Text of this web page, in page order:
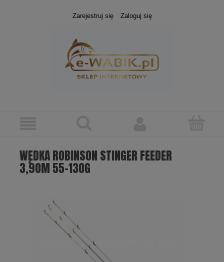
Zarejestruj się Zaloguj się
WĘDKA ROBINSON STINGER FEEDER
3,90M 55-130G